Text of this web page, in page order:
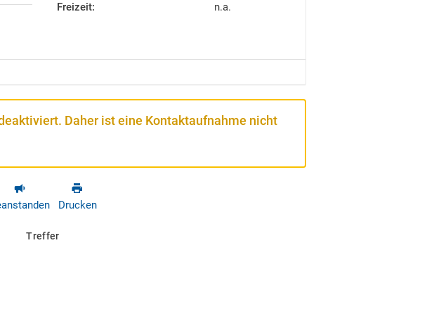
Freizeit:
n.a.
Daher ist eine Kontaktaufnahme nicht
Drucken
Treffer